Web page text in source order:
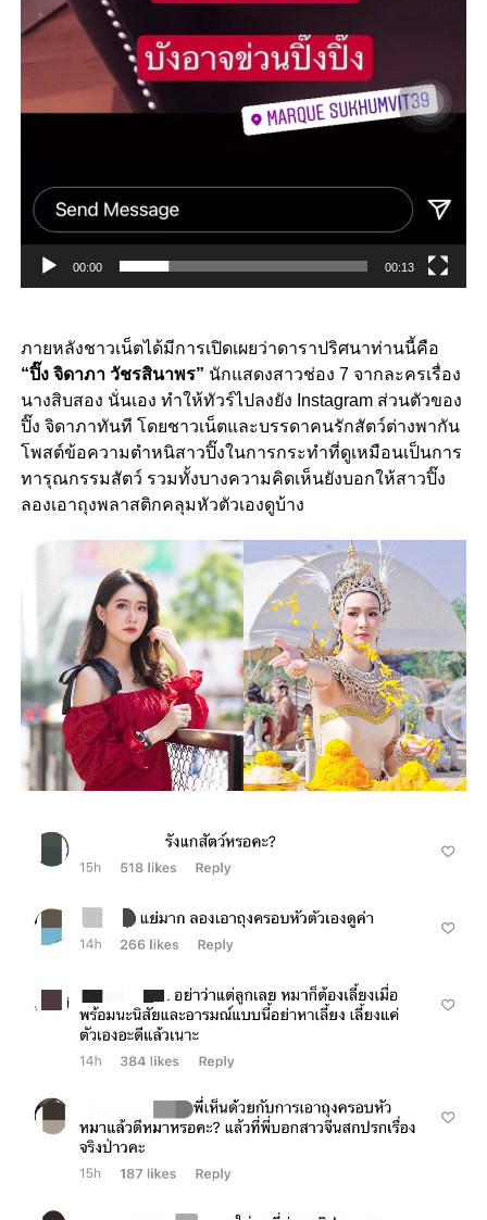
00:00 00:13
ภายหลังชาวเน็ตได้มีการเปิดเผยว่าดาราปริศนาท่านนี้คือ
“ปิ๊ง จิดาภา วัชรสินาพร” นักแสดงสาวช่อง 7 จากละครเรื่อง
นางสิบสอง นั่นเอง ทำให้ทัวร์ไปลงยัง Instagram ส่วนตัวของ
ปิ๊ง จิดาภาทันที โดยชาวเน็ตและบรรดาคนรักสัตว์ต่างพากัน
โพสต์ข้อความตำหนิสาวปิ๊งในการกระทำที่ดูเหมือนเป็นการ
ทารุณกรรมสัตว์ รวมทั้งบางความคิดเห็นยังบอกให้สาวปิ๊ง
ลองเอาถุงพลาสติกคลุมหัวตัวเองดูบ้าง